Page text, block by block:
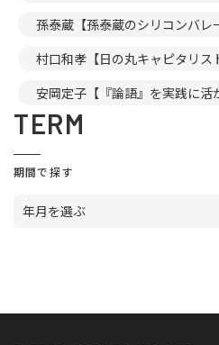
孫泰蔵【孫泰蔵のシリコンバレ
村口和孝【日の丸キャピタリス
安岡定子【『論語』を実践に活
TERM
期間で探す
年月を選ぶ